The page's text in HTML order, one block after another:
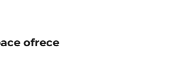
ofrece